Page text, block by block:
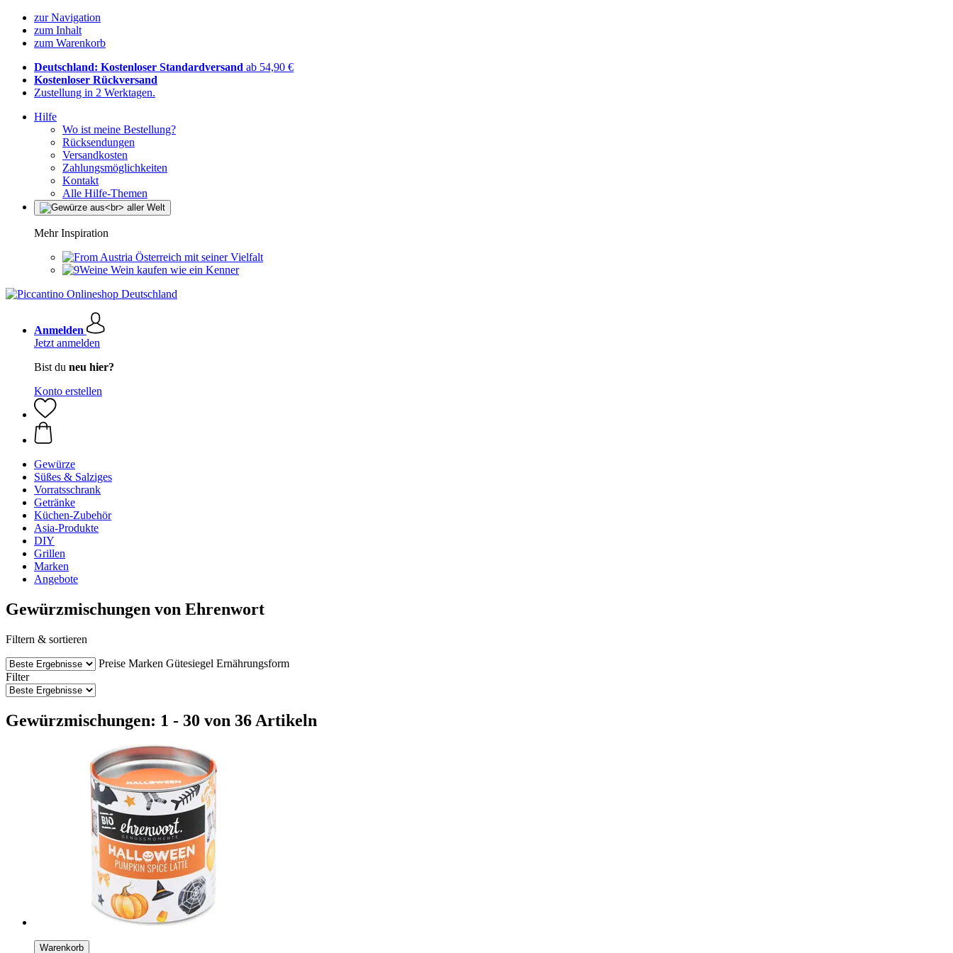
zur Navigation
zum Inhalt
zum Warenkorb
Deutschland: Kostenloser Standardversand ab 54,90 €
Kostenloser Rückversand
Zustellung in 2 Werktagen.
Hilfe
Wo ist meine Bestellung?
Rücksendungen
Versandkosten
Zahlungsmöglichkeiten
Kontakt
Alle Hilfe-Themen
Mehr Inspiration
Österreich mit seiner Vielfalt
Wein kaufen wie ein Kenner
Anmelden
Jetzt anmelden
Bist du neu hier?
Konto erstellen
Gewürze
Süßes & Salziges
Vorratsschrank
Getränke
Küchen-Zubehör
Asia-Produkte
DIY
Grillen
Marken
Angebote
Gewürzmischungen von Ehrenwort
Filtern & sortieren
Preise Marken Gütesiegel Ernährungsform
Filter
Gewürzmischungen: 1 - 30 von 36 Artikeln
Warenkorb